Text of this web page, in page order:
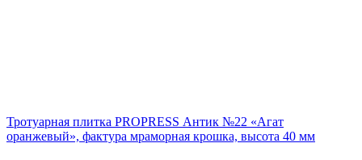
Тротуарная плитка PROPRESS Антик №22 «Агат
оранжевый», фактура мраморная крошка, высота 40 мм